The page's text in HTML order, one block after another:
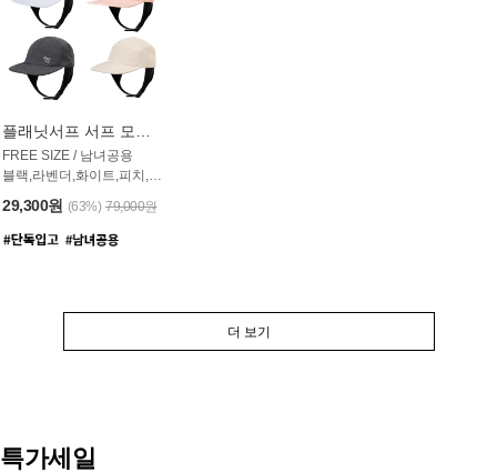
플래닛서프 서프 모자 UAC007PS
FREE SIZE / 남녀공용
블랙,라벤더,화이트,피치,그레이,오트밀 6컬러
29,300원 (63%) 79,000원
더 보기
특가세일